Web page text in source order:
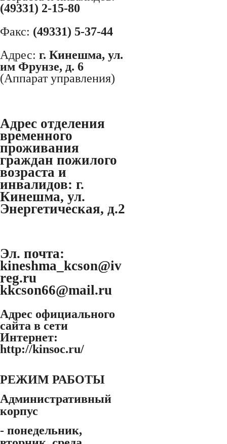
(49331) 2-15-80
Факс: (49331) 5-37-44
Адрес: г. Кинешма, ул.
им Фрунзе, д. 6
(Аппарат управления)
Адрес отделения
временного
проживания
граждан пожилого
возраста и
инвалидов: г.
Кинешма, ул.
Энергетическая, д.2
Эл. почта:
kineshma_kcson@iv
reg.ru
kkcson66@mail.ru
Адрес официального
сайта в сети
Интернет:
http://kinsoc.ru/
РЕЖИМ РАБОТЫ
Административный
корпус
- понедельник,